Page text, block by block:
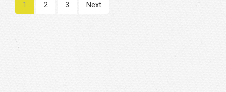
1 2 3 Next